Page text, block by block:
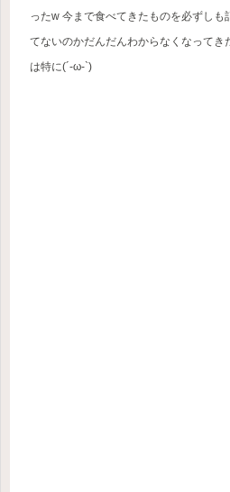
ったw 今まで食べてきたものを必ずし
てないのかだんだんわからなくなって
は特に(´-ω-`)